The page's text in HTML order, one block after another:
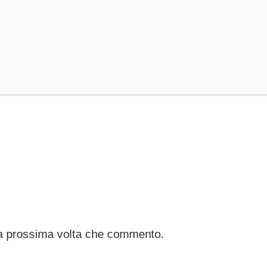
prossima volta che commento.